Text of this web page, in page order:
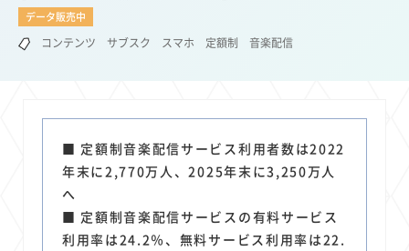
ブロードバンド
公衆無線LAN 11 格安 11 キャッシュレス決済 11
6 6 6 5
生成AI 電子書籍 4 chatGPT 4 Gemini 4 AI 4 Copilot 3
OpenAI 3 Firefly 3 DALL-E 3 Mid Journey 3 Claude 3
オフィスビル マイナポイント 海外料金 学割
Anthropic 2 Perplexity YouTube iPad 2 リスク 2 X 2
データ販売中
コンテンツ サブスク スマホ 定額制 音楽配信
■ 定額制音楽配信サービス利用者数は2022
年末に2,770万人、2025年末に3,250万人
へ
■ 定額制音楽配信サービスの有料サービス
利用率は24.2％、無料サービス利用率は22.